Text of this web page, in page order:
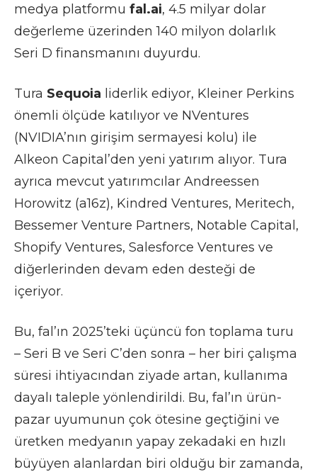
medya platformu fal.ai, 4.5 milyar dolar
değerleme üzerinden 140 milyon dolarlık
Seri D finansmanını duyurdu.
Tura Sequoia liderlik ediyor, Kleiner Perkins
önemli ölçüde katılıyor ve NVentures
(NVIDIA’nın girişim sermayesi kolu) ile
Alkeon Capital’den yeni yatırım alıyor. Tura
ayrıca mevcut yatırımcılar Andreessen
Horowitz (a16z), Kindred Ventures, Meritech,
Bessemer Venture Partners, Notable Capital,
Shopify Ventures, Salesforce Ventures ve
diğerlerinden devam eden desteği de
içeriyor.
Bu, fal’ın 2025’teki üçüncü fon toplama turu
– Seri B ve Seri C’den sonra – her biri çalışma
süresi ihtiyacından ziyade artan, kullanıma
dayalı taleple yönlendirildi. Bu, fal’ın ürün-
pazar uyumunun çok ötesine geçtiğini ve
üretken medyanın yapay zekadaki en hızlı
büyüyen alanlardan biri olduğu bir zamanda,